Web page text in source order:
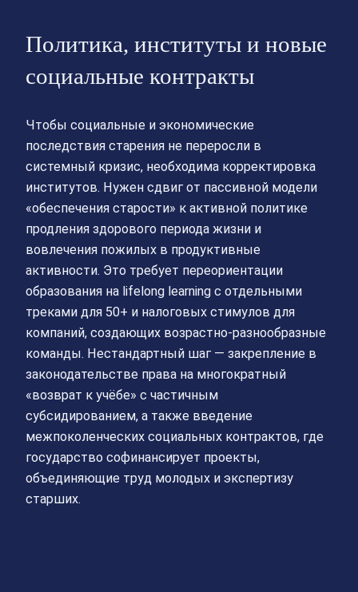
Политика, институты и новые
социальные контракты
Чтобы социальные и экономические
последствия старения не переросли в
системный кризис, необходима корректировка
институтов. Нужен сдвиг от пассивной модели
«обеспечения старости» к активной политике
продления здорового периода жизни и
вовлечения пожилых в продуктивные
активности. Это требует переориентации
образования на lifelong learning с отдельными
треками для 50+ и налоговых стимулов для
компаний, создающих возрастно‑разнообразные
команды. Нестандартный шаг — закрепление в
законодательстве права на многократный
«возврат к учёбе» с частичным
субсидированием, а также введение
межпоколенческих социальных контрактов, где
государство софинансирует проекты,
объединяющие труд молодых и экспертизу
старших.